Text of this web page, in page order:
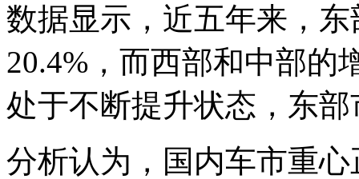
数据显示，近五年来，
20.4%，而西部和中部的
处于不断提升状态，东
分析认为，国内车市重